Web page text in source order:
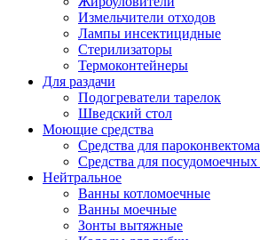
Измельчители отходов
Лампы инсектицидные
Стерилизаторы
Термоконтейнеры
Для раздачи
Подогреватели тарелок
Шведский стол
Моющие средства
Средства для
Средства для
Нейтральное
Ванны котломоечные
Ванны моечные
Зонты вытяжные